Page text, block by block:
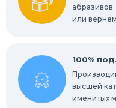
или
100%
высшей
именитых